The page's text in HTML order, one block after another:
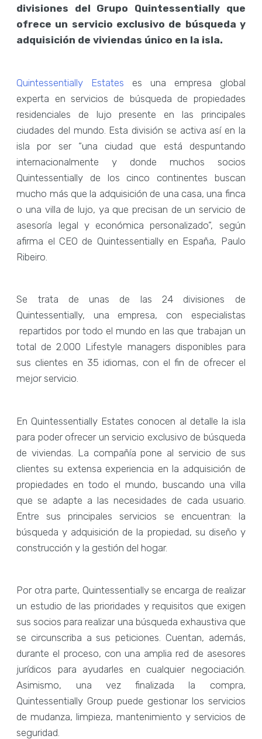
divisiones del Grupo Quintessentially que
ofrece un servicio exclusivo de búsqueda y
adquisición de viviendas único en la isla.
Quintessentially Estates es una empresa global
experta en servicios de búsqueda de propiedades
residenciales de lujo presente en las principales
ciudades del mundo. Esta división se activa así en la
isla por ser “una ciudad que está despuntando
internacionalmente y donde muchos socios
Quintessentially de los cinco continentes buscan
mucho más que la adquisición de una casa, una finca
o una villa de lujo, ya que precisan de un servicio de
asesoría legal y económica personalizado”, según
afirma el CEO de Quintessentially en España, Paulo
Ribeiro.
Se trata de unas de las 24 divisiones de
Quintessentially, una empresa, con especialistas
repartidos por todo el mundo en las que trabajan un
total de 2.000 Lifestyle managers disponibles para
sus clientes en 35 idiomas, con el fin de ofrecer el
mejor servicio.
En Quintessentially Estates conocen al detalle la isla
para poder ofrecer un servicio exclusivo de búsqueda
de viviendas. La compañía pone al servicio de sus
clientes su extensa experiencia en la adquisición de
propiedades en todo el mundo, buscando una villa
que se adapte a las necesidades de cada usuario.
Entre sus principales servicios se encuentran: la
búsqueda y adquisición de la propiedad, su diseño y
construcción y la gestión del hogar.
Por otra parte, Quintessentially se encarga de realizar
un estudio de las prioridades y requisitos que exigen
sus socios para realizar una búsqueda exhaustiva que
se circunscriba a sus peticiones. Cuentan, además,
durante el proceso, con una amplia red de asesores
jurídicos para ayudarles en cualquier negociación.
Asimismo, una vez finalizada la compra,
Quintessentially Group puede gestionar los servicios
de mudanza, limpieza, mantenimiento y servicios de
seguridad.